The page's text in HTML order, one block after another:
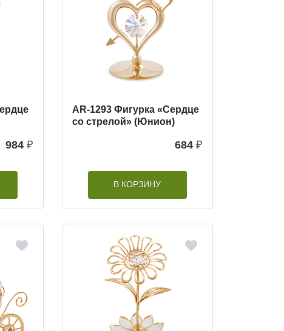
984 ₽
AR-1293 Фигурка «Сердце
со стрелой» (Юнион)
684 ₽
В КОРЗИНУ